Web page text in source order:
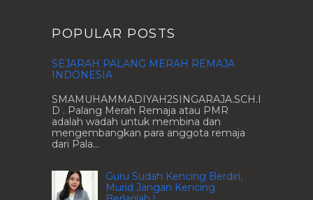
POPULAR POSTS
SEJARAH PALANG MERAH REMAJA
INDONESIA
SMAMUHAMMADIYAH2SINGARAJA.SCH.I
D . Palang Merah Remaja atau PMR
adalah wadah untuk membina dan
mengembangkan para anggota remaja
dari Pala...
Guru Sudah Kencing Berdiri,
Murid Jangan Kencing